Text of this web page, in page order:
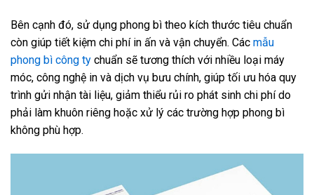
Bên cạnh đó, sử dụng phong bì theo kích thước tiêu chuẩn
còn giúp tiết kiệm chi phí in ấn và vận chuyển. Các mẫu
phong bì công ty chuẩn sẽ tương thích với nhiều loại máy
móc, công nghệ in và dịch vụ bưu chính, giúp tối ưu hóa quy
trình gửi nhận tài liệu, giảm thiểu rủi ro phát sinh chi phí do
phải làm khuôn riêng hoặc xử lý các trường hợp phong bì
không phù hợp.